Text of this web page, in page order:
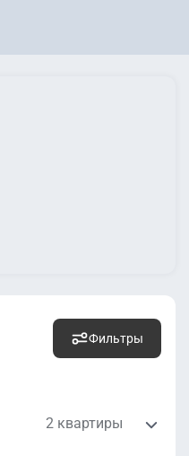
Фильтры
2 квартиры